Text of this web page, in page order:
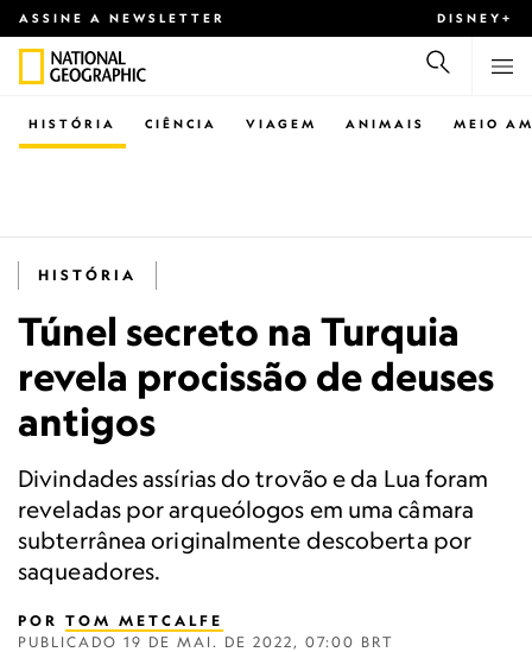
ASSINE A NEWSLETTER DISNEY+
CIÊNCIA VIAGEM ANIMAIS
HISTÓRIA MEIO
HISTÓRIA
Túnel secreto na Turquia
revela procissão de deuses
antigos
Divindades assírias do trovão e da Lua foram
reveladas por arqueólogos em uma câmara
subterrânea originalmente descoberta por
saqueadores.
POR TOM METCALFE
PUBLICADO 19 DE MAI. DE 2022, 07:00 BRT